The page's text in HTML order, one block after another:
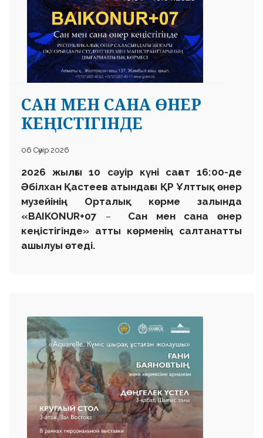
САН МЕН САНА ӨНЕР
КЕҢІСТІГІНДЕ
06 Сәуір 2026
2026 жылғы 10 сәуір күні сағат 16:00-де
Әбілхан Қастеев атындағы ҚР Ұлттық өнер
музейінің Орталық көрме залында
«BAIKONUR+07 – Сан мен сана өнер
кеңістігінде» атты көрменің салтанатты
ашылуы өтеді.